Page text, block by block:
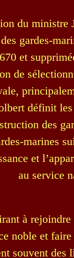
du
gardes-
et
de
définit
des
marines
et
au service
à
noble et
souvent